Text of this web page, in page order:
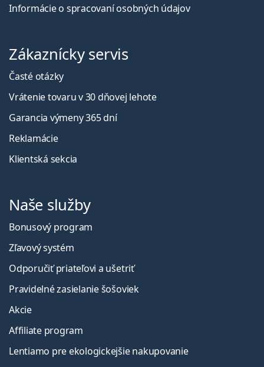
Informácie o spracovaní osobných údajov
Zákaznícky servis
Časté otázky
Vrátenie tovaru v 30 dňovej lehote
Garancia výmeny 365 dní
Reklamácie
Klientská sekcia
Naše služby
Bonusový program
Zľavový systém
Odporučiť priateľovi a ušetriť
Pravidelné zasielanie šošoviek
Akcie
Affiliate program
Lentiamo pre ekologickejšie nakupovanie